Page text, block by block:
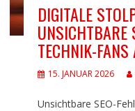
DIGITALE
UNSICHTBARE
TECHNIK-FANS
15. JANUAR 2026
Unsichtbare SEO-